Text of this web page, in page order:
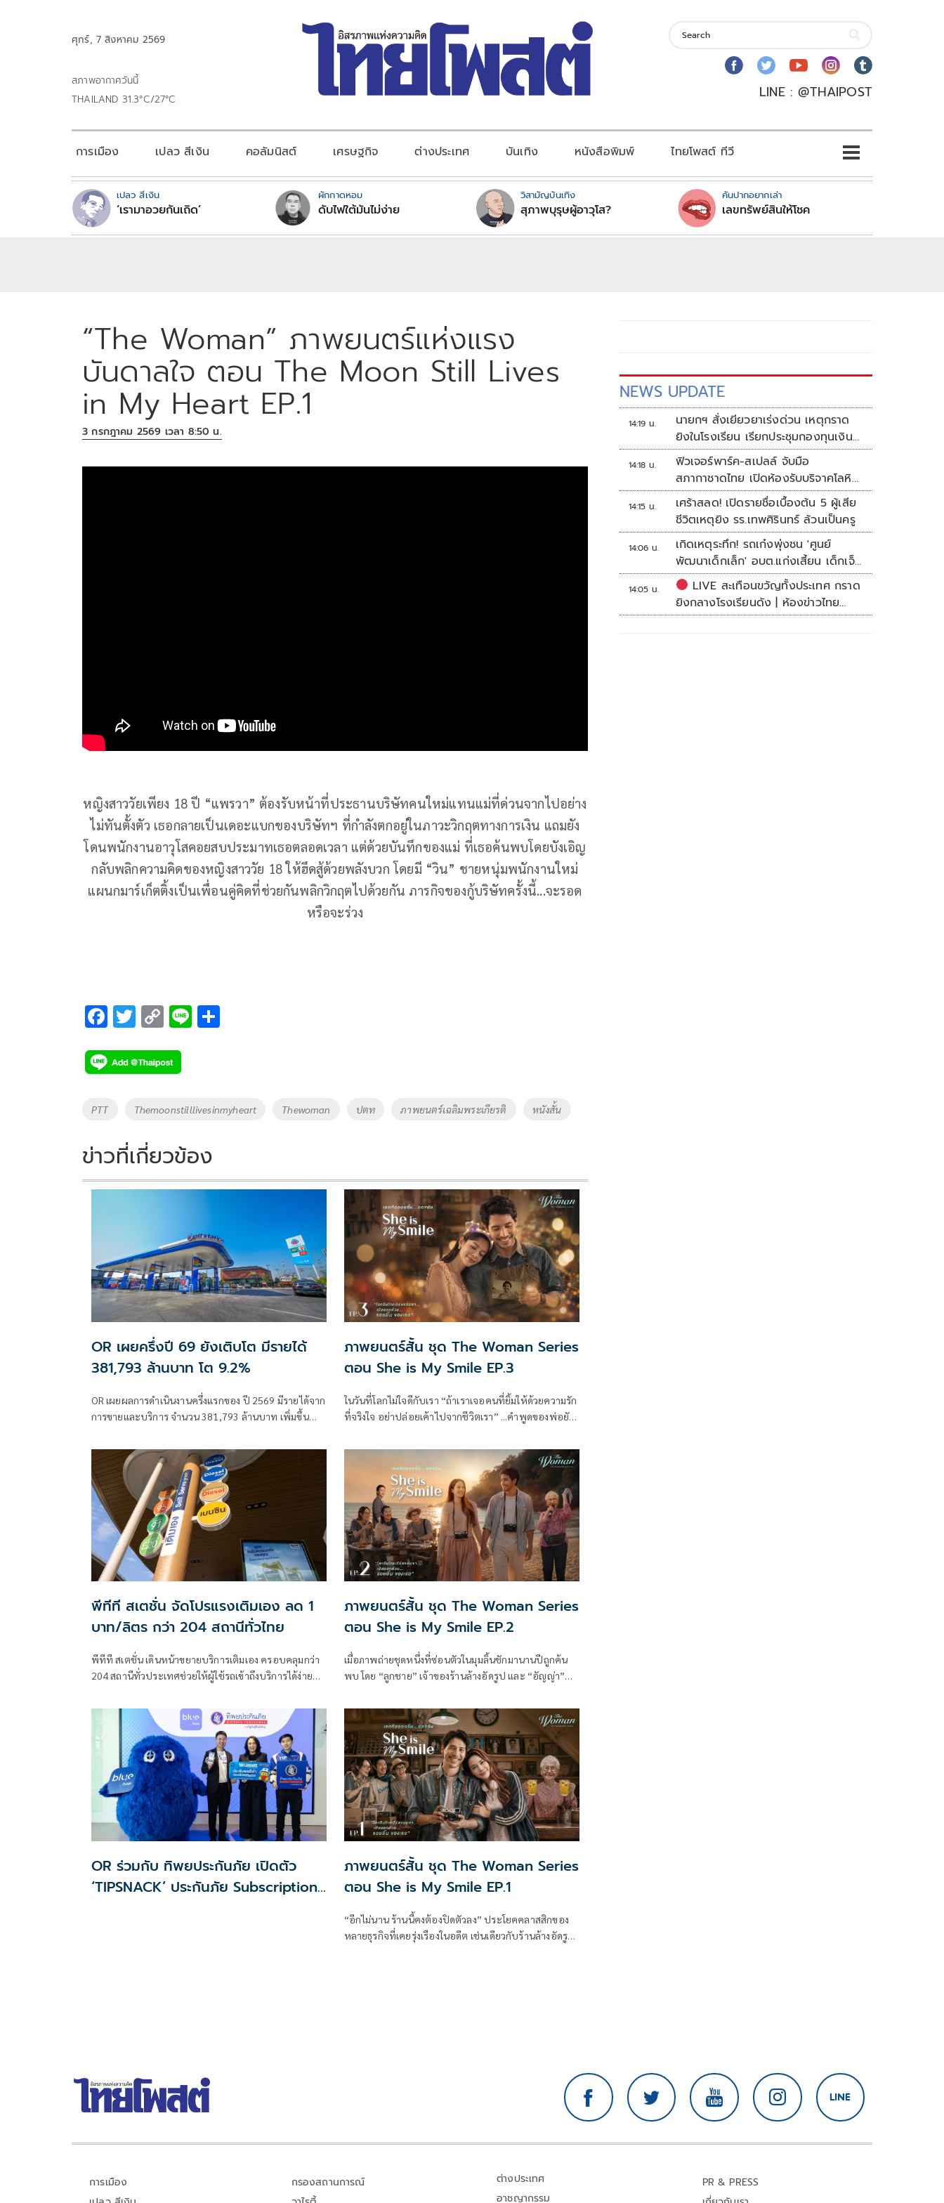
ศุกร์, 7 สิงหาคม 2569
สภาพอากาศวันนี้
THAILAND 31.3°C/27°C
LINE : @THAIPOST
การเมือง เปลว สีเงิน คอลัมนิสต์ เศรษฐกิจ ต่างประเทศ บันเทิง หนังสือพิมพ์ ไทยโพสต์ ทีวี
เปลว สีเงิน
‘เรามาอวยกันเถิด’
ผักกาดหอม
ดับไฟใต้มันไม่ง่าย
วิสามัญบันเทิง
สุภาพบุรุษผู้อาวุโส?
คันปากอยากเล่า
เลขทรัพย์สินให้โชค
“The Woman” ภาพยนตร์แห่งแรง
บันดาลใจ ตอน The Moon Still Lives
in My Heart EP.1
3 กรกฎาคม 2569 เวลา 8:50 น.
หญิงสาววัยเพียง 18 ปี “แพรวา” ต้องรับหน้าที่ประธานบริษัทคนใหม่แทนแม่ที่ด่วนจากไปอย่าง
ไม่ทันตั้งตัว เธอกลายเป็นเดอะแบกของบริษัทฯ ที่กำลังตกอยู่ในภาวะวิกฤตทางการเงิน แถมยัง
โดนพนักงานอาวุโสคอยสบประมาทเธอตลอดเวลา แต่ด้วยบันทึกของแม่ ที่เธอค้นพบโดยบังเอิญ
กลับพลิกความคิดของหญิงสาววัย 18 ให้ฮึดสู้ด้วยพลังบวก โดยมี “วิน” ชายหนุ่มพนักงานใหม่
แผนกมาร์เก็ตติ้งเป็นเพื่อนคู่คิดที่ช่วยกันพลิกวิกฤตไปด้วยกัน ภารกิจของกู้บริษัทครั้งนี้...จะรอด
หรือจะร่วง
F
e
b
o
k
T
tt
er
C
p
y
Li
k
Li
Tags
PTT Themoonstilllivesinmyheart Thewoman ปตท ภาพยนตร์เฉลิมพระเกียรติ หนังสั้น
ข่าวที่เกี่ยวข้อง
OR เผยครึ่งปี 69 ยังเติบโต มีรายได้
381,793 ล้านบาท โต 9.2%
OR เผยผลการดำเนินงานครึ่งแรกของ ปี 2569 มีรายได้จาก
การขายและบริการ จำนวน 381,793 ล้านบาท เพิ่มขึ้น
เดียวกันของปีก่อนหน้า ย้ำเติบโตในทุกกลุ่มธุรกิจ และยังคง
เดินหน้าขยายธุรกิจ EV และธุรกิจ Lifestyle ท่ามกลาง
ความผันผวน
ภาพยนตร์สั้น ชุด The Woman Series
ตอน She is My Smile EP.3
ในวันที่โลกไม่ใจดีกับเรา “ถ้าเราเจอคนที่ยิ้มให้ด้วยความรัก
ที่จริงใจ อย่าปล่อยเค้าไปจากชีวิตเรา” ...คำพูดของพ่อยัง
สัมพันธ์กับ “อัญญ่า” ด้วยความเข้าใจผิดที่ตัวเขาคิดไปเอง
ความฝันทั้งหมดที่ทั้งคู่เคยก่อร่างสร้างมาเกือบถูกทำลาย
ลงหมดสิ้น แต่แล้วด้วย “รอยยิ้ม” ของใครบางคน ได้ช่วย
นำทางให้ทั้งคู่มองเห็นหนทางสว่าง ผ่านพ้นช่วงเวลาอัน
ยากลำบาก ก่อนจะกลับมาเข้าใจ และร่วมกันสานฝันที่จะ
ส่งมอบรอยยิ้มนั้นไปสู่ผู้คน เพื่อสร้างพลังและแรงบันดาล
ใจให้ทุกชีวิตได้ก้าวต่อไปอย่างมีความสุข
พีทีที สเตชั่น จัดโปรแรงเติมเอง ลด 1
บาท/ลิตร กว่า 204 สถานีทั่วไทย
พีทีที สเตชั่น เดินหน้าขยายบริการเติมเอง ครอบคลุมกว่า
204 สถานีทั่วประเทศช่วยให้ผู้ใช้รถเข้าถึงบริการได้ง่าย
เฉพาะในช่วงเวลาเร่งด่วน
ภาพยนตร์สั้น ชุด The Woman Series
ตอน She is My Smile EP.2
เมื่อภาพถ่ายชุดหนึ่งที่ซ่อนตัวในมุมลิ้นชักมานานปีถูกค้น
พบ โดย “ลูกชาย” เจ้าของร้านล้างอัดรูป และ “อัญญ่า”
ใหม่ของชีวิต อัญญ่าค่อย ๆ กลายมาเป็นเพื่อนคู่คิดที่อยู่
เคียงข้างชายหนุ่ม เธอไม่ใช่แค่แสงสว่าง แต่เป็นทั้งกำลังใจ
OR ร่วมกับ ทิพยประกันภัย เปิดตัว
‘TIPSNACK’ ประกันภัย Subscription
ภาพยนตร์สั้น ชุด The Woman Series
ตอน She is My Smile EP.1
“อีกไม่นาน ร้านนี้คงต้องปิดตัวลง” ประโยคคลาสสิกของ
หลายธุรกิจที่เคยรุ่งเรืองในอดีต เช่นเดียวกับร้านล้างอัดรูป
NEWS UPDATE
14:19 น.
นายกฯ สั่งเยียวยาเร่งด่วน เหตุกราด
ยิงในโรงเรียน เรียกประชุมกองทุนเงิน
ช่วยเหลือฯทันที
14:18 น.
ฟิวเจอร์พาร์ค-สเปลล์ จับมือ
สภากาชาดไทย เปิดห้องรับบริจาคโลหิต
ประจำแห่งแรกในศูนย์การค้าปทุมธานี
14:15 น.
เศร้าสลด! เปิดรายชื่อเบื้องต้น 5 ผู้เสีย
ชีวิตเหตุยิง รร.เทพศิรินทร์ ล้วนเป็นครู
14:06 น.
เกิดเหตุระทึก! รถเก๋งพุ่งชน 'ศูนย์
พัฒนาเด็กเล็ก' อบต.แก่งเสี้ยน เด็กเจ็บ
กว่า 10 ราย
14:05 น.
LIVE สะเทือนขวัญทั้งประเทศ กราด
ยิงกลางโรงเรียนดัง | ห้องข่าวไทย
โพสต์
การเมือง
กรองสถานการณ์
ต่างประเทศ
อาชญากรรม
PR & PRESS